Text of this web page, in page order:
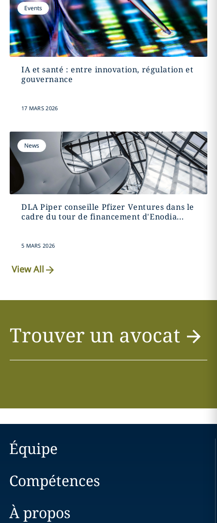
Events
IA et santé : entre innovation, régulation et
gouvernance
17 MARS 2026
News
DLA Piper conseille Pfizer Ventures dans le
cadre du tour de financement d'Enodia...
5 MARS 2026
View All
Trouver un avocat
Équipe
Compétences
À propos